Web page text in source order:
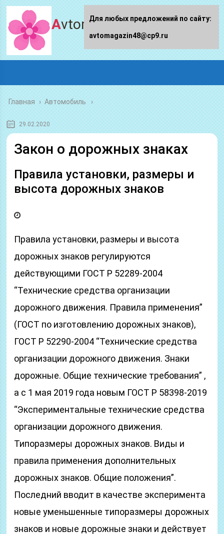
Avtomagazin48.ru
Главная › Автомобиль
29.02.2020
Закон о дорожных знаках
Правила установки, размеры и
высота дорожных знаков
Правила установки, размеры и высота
дорожных знаков регулируются
действующими ГОСТ Р 52289-2004
“Технические средства организации
дорожного движения. Правила применения”
(ГОСТ по изготовлению дорожных знаков),
ГОСТ Р 52290-2004 “Технические средства
организации дорожного движения. Знаки
дорожные. Общие технические требования” ,
а с 1 мая 2019 года новым ГОСТ Р 58398-2019
“Экспериментальные технические средства
организации дорожного движения.
Типоразмеры дорожных знаков. Виды и
правила применения дополнительных
дорожных знаков. Общие положения”.
Последний вводит в качестве эксперимента
новые уменьшенные типоразмеры дорожных
знаков и новые дорожные знаки и действует
Для любых предложений по сайту:
avtomagazin48@cp9.ru